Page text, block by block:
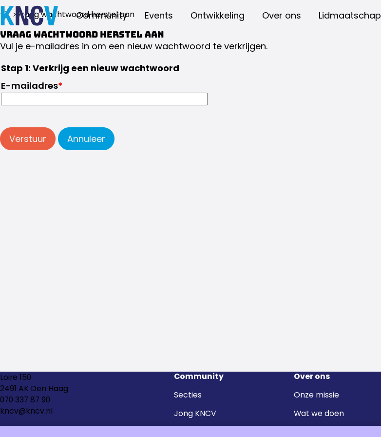
Community Events Ontwikkeling Over ons Lidmaatschap
Vraag wachtwoord herstel aan
Vraag wachtwoord herstel aan
Vul je e-mailadres in om een nieuw wachtwoord te verkrijgen.
Stap 1: Verkrijg een nieuw wachtwoord
E-mailadres*
Verstuur Annuleer
Loire 150
2491 AK Den Haag
070 337 87 90
kncv@kncv.nl
Community
Secties
Jong KNCV
Over ons
Onze missie
Wat we doen